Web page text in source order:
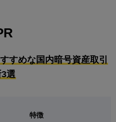
すめな国内暗号資産取引
選
特徴